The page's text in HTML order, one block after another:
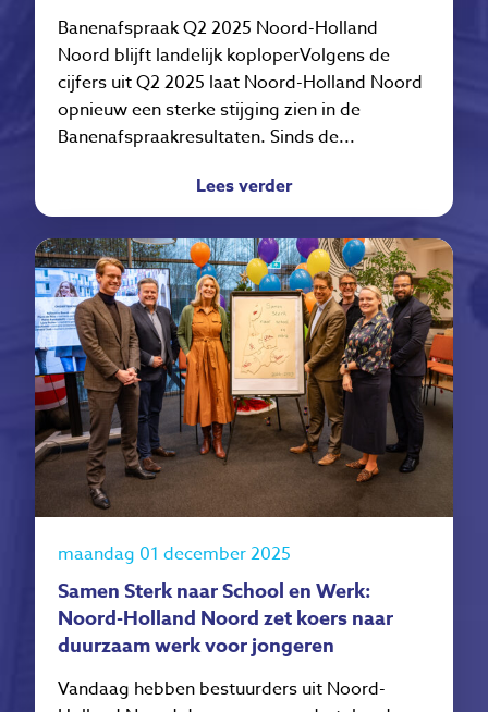
Banenafspraak Q2 2025 Noord-Holland
Noord blijft landelijk koploperVolgens de
cijfers uit Q2 2025 laat Noord-Holland Noord
opnieuw een sterke stijging zien in de
Banenafspraakresultaten. Sinds de...
Lees verder
maandag 01 december 2025
Samen Sterk naar School en Werk:
Noord-Holland Noord zet koers naar
duurzaam werk voor jongeren
Vandaag hebben bestuurders uit Noord-